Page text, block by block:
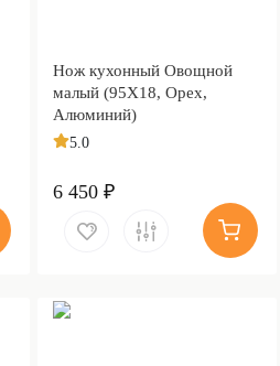
Нож кухонный Овощной
малый (95Х18, Орех,
Алюминий)
5.0
6 450 ₽